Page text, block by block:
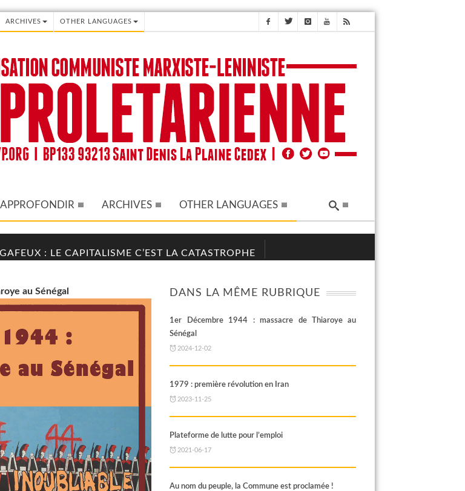
ARCHIVES OTHER LANGUAGES
APPROFONDIR ARCHIVES OTHER LANGUAGES
: LE CAPITALISME C’EST LA CATASTROPHE
au Sénégal DANS LA MÊME RUBRIQUE
1er Décembre 1944 : massacre de Thiaroye au
Sénégal
2024-12-02
1979 : première révolution en Iran
2023-11-25
Plateforme de lutte pour l’emploi
2021-06-17
Au nom du peuple, la Commune est proclamée !